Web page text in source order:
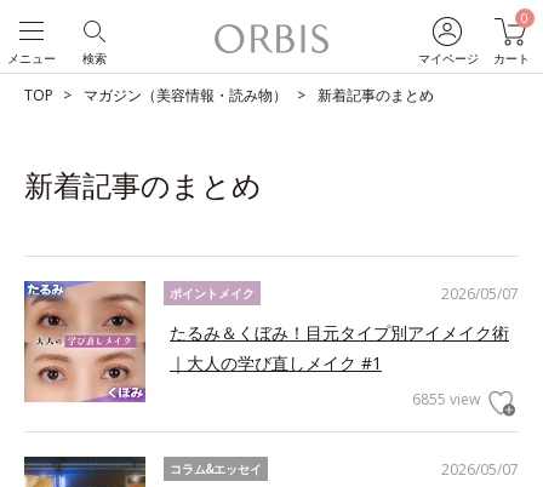
マイページ
0
カート
検索
メニュー
TOP マガジン（美容情報・読み物） 新着記事のまとめ
新着記事のまとめ
2026/05/07
ポイントメイク
たるみ＆くぼみ！目元タイプ別アイメイク術
｜大人の学び直しメイク #1
6855 view
2026/05/07
コラム&エッセイ